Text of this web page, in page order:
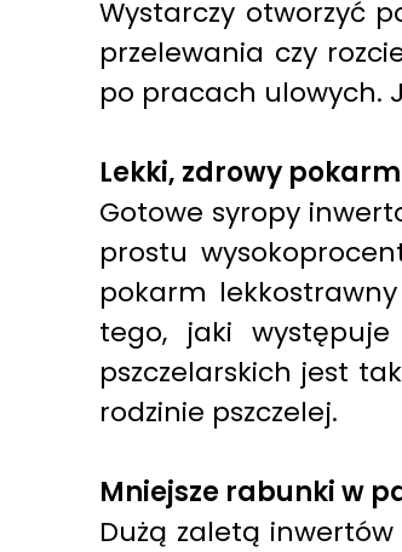
Wystarczy otworzyć
przelewania czy
po pracach ulowych.
Lekki, zdrowy
Gotowe syropy
prostu
pokarm
tego, jaki
pszczelarskich jest
rodzinie pszczelej.
Mniejsze rabunki w
Dużą zaletą